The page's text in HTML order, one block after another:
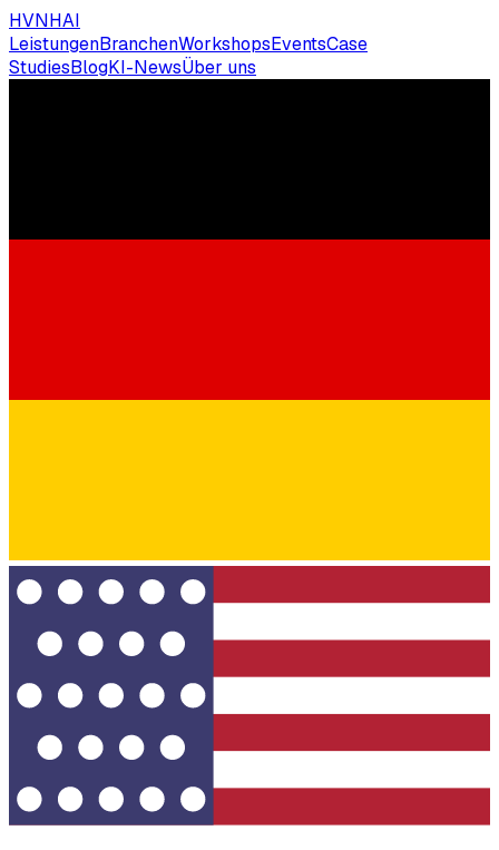
HVNHAI
LeistungenBranchenWorkshopsEventsCase
StudiesBlogKI-NewsÜber uns